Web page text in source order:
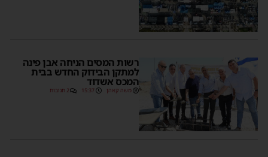
רשות המסים הניחה אבן פינה
למתקן הבידוק החדש בבית
המכס אשדוד
משה קאהן 15:37 2 תגובות